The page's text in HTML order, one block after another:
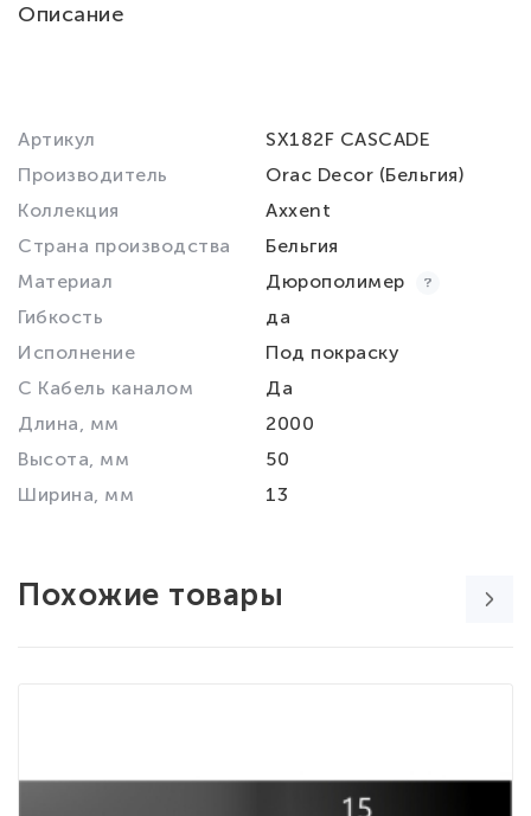
Описание
Артикул
SX182F CASCADE
Производитель
Orac Decor (Бельгия)
Коллекция
Axxent
Страна производства
Бельгия
Материал
Дюрополимер
Гибкость
да
Исполнение
Под покраску
С Кабель каналом
Да
Длина, мм
2000
Высота, мм
50
Ширина, мм
13
Похожие товары